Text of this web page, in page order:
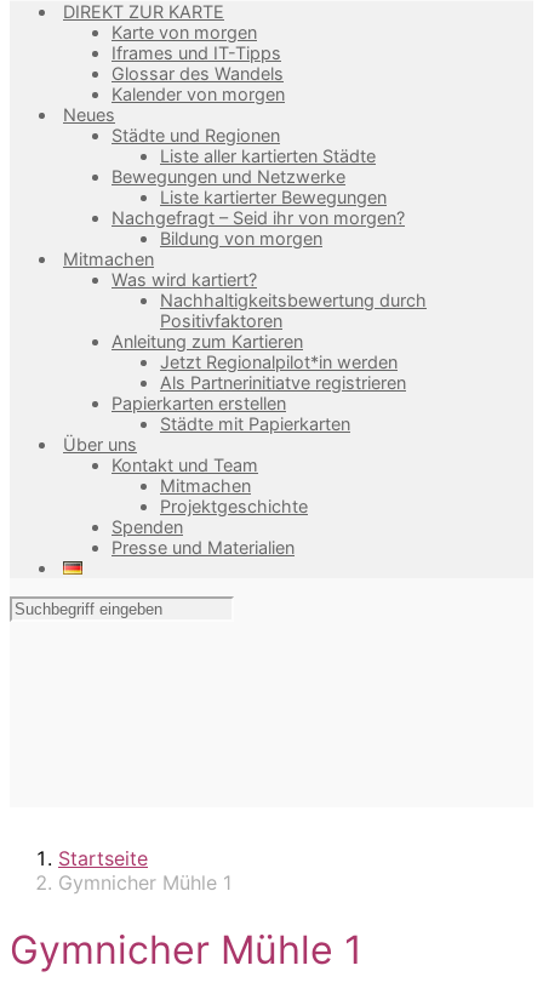
DIREKT ZUR KARTE
Karte von morgen
Iframes und IT-Tipps
Glossar des Wandels
Kalender von morgen
Neues
Städte und Regionen
Liste aller kartierten Städte
Bewegungen und Netzwerke
Liste kartierter Bewegungen
Nachgefragt – Seid ihr von morgen?
Bildung von morgen
Mitmachen
Was wird kartiert?
Nachhaltigkeitsbewertung durch
Positivfaktoren
Anleitung zum Kartieren
Jetzt Regionalpilot*in werden
Als Partnerinitiatve registrieren
Papierkarten erstellen
Städte mit Papierkarten
Über uns
Kontakt und Team
Mitmachen
Projektgeschichte
Spenden
Presse und Materialien
Startseite
Gymnicher Mühle 1
Gymnicher Mühle 1